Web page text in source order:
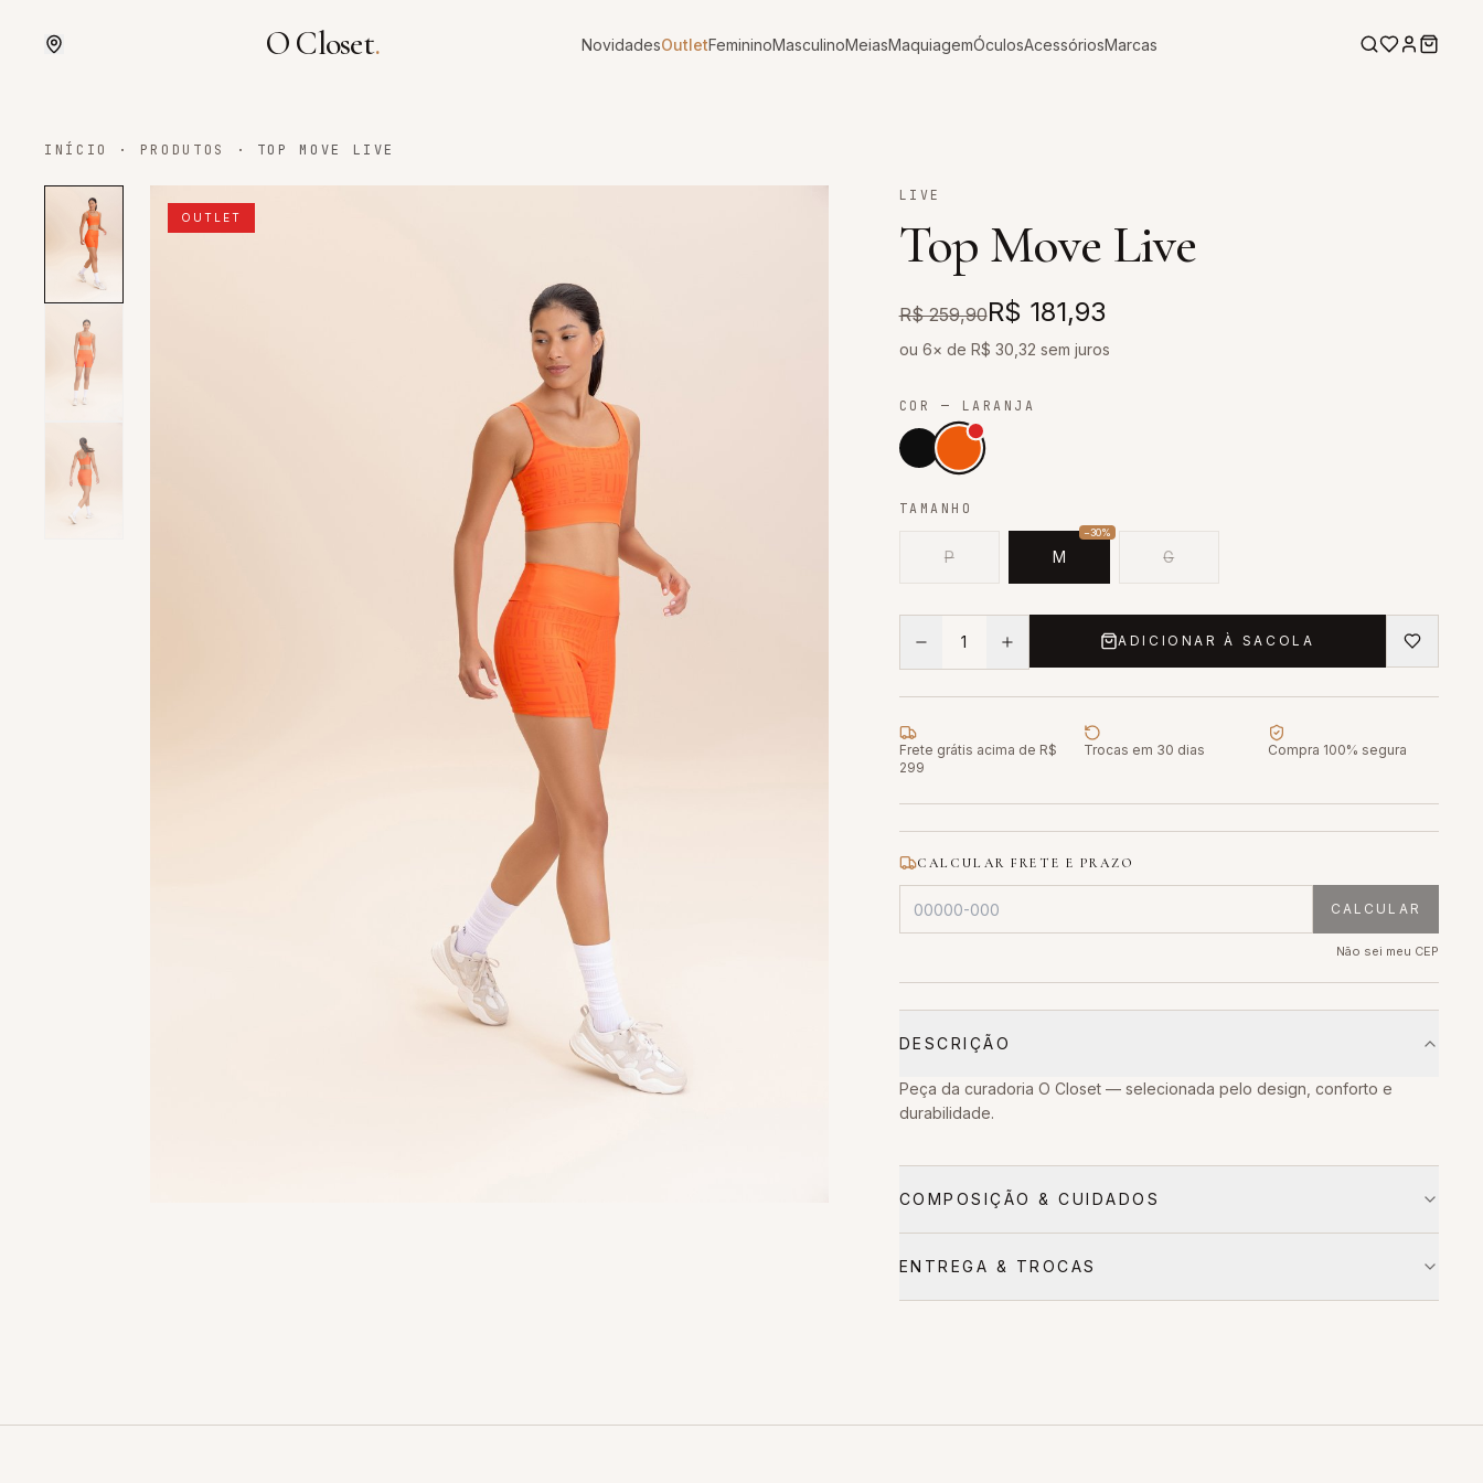
O Closet. NovidadesOutletFemininoMasculinoMeiasMaquiagemÓculosAcessóriosMarcas
INÍCIO · PRODUTOS · TOP MOVE LIVE
OUTLET
LIVE
Top Move Live
R$ 259,90R$ 181,93
ou 6× de R$ 30,32 sem juros
COR — LARANJA
TAMANHO
P M
−30%
G
1 ADICIONAR À SACOLA
Frete grátis acima de R$
299
Trocas em 30 dias Compra 100% segura
CALCULAR FRETE E PRAZO
CALCULAR
Não sei meu CEP
DESCRIÇÃO
Peça da curadoria O Closet — selecionada pelo design, conforto e
durabilidade.
COMPOSIÇÃO & CUIDADOS
ENTREGA & TROCAS